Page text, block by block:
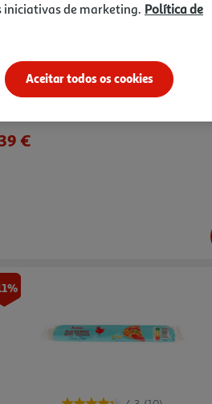
Folhada Sem Glúten Auchan 280g
€
iniciativas de marketing. Política de
Aceitar todos os cookies